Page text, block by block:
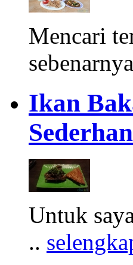
Mencari
Ikan
Untuk
..